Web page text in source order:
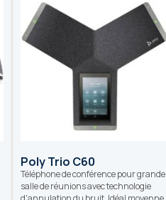
Poly Trio C60
Téléphone de conférence pour grande
salle de réunions avec technologie